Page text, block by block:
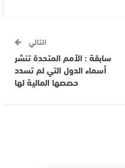
التالي
سابقة : الأمم المتحدة تنشر
أسماء الدول التي لم تسدد
حصصها المالية لها